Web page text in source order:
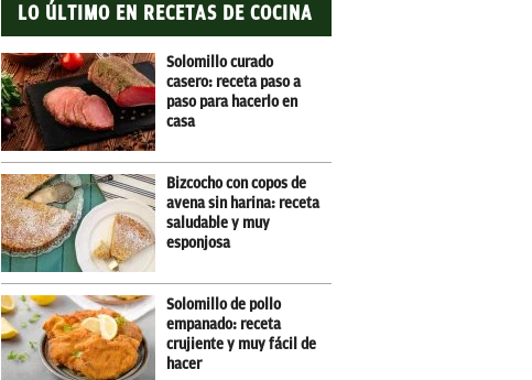
LO ÚLTIMO EN RECETAS DE COCINA
Solomillo curado
casero: receta paso a
paso para hacerlo en
casa
Bizcocho con copos de
avena sin harina: receta
saludable y muy
esponjosa
Solomillo de pollo
empanado: receta
crujiente y muy fácil de
hacer